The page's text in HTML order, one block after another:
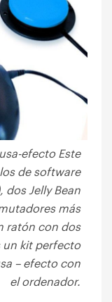
efecto Este
de software
dos Jelly Bean
más
ratón con dos
un kit perfecto
– efecto con
el ordenador.